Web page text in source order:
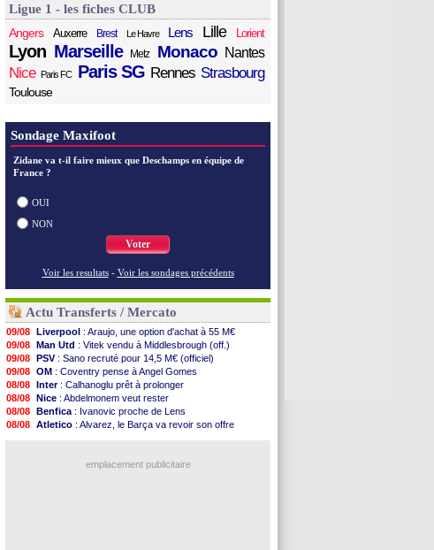
Ligue 1 - les fiches CLUB
Angers
Auxerre Brest Le Havre Lens Lille Lorient
Lyon Marseille Metz Monaco Nantes
Nice Paris FC Paris SG Rennes Strasbourg
Toulouse
Sondage Maxifoot
Zidane va t-il faire mieux que Deschamps en équipe de
France ?
OUI
NON
Voter
Voir les resultats - Voir les sondages précédents
Actu Transferts / Mercato
09/08 Liverpool : Araujo, une option d'achat à 55 M€
09/08 Man Utd : Vitek vendu à Middlesbrough (off.)
09/08 PSV: Sano recruté pour 14,5 M€ (officiel)
09/08 OM : Coventry pense à Angel Gomes
08/08 Inter: Calhanoglu prêt à prolonger
08/08 Nice : Abdelmonem veut rester
08/08 Benfica : Ivanovic proche de Lens
08/08 Atletico : Alvarez, le Barça va revoir son offre
: Sergi Roberto a signé (officiel)
emplacement publicitaire